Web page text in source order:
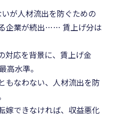
いが人材流出を防ぐための
企業が続出…… 賃上げ分は
対応を背景に、賃上げ金
高水準。
もなわない、人材流出を防
嫁できなければ、収益悪化